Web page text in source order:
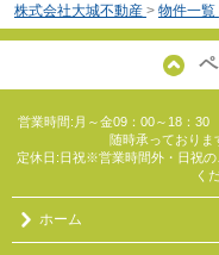
株式会社大城不動産 > 物件一覧
営業時間:月～金09：00～18：
随時承っておりま
定休日:日祝※営業時間外・日祝
く
ホーム